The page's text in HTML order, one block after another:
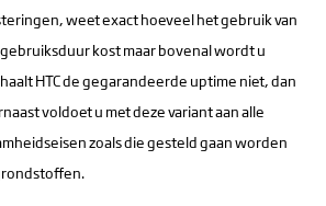
weet exact hoeveel het gebruik van
kost maar bovenal wordt u
HTC de gegarandeerde uptime niet, dan
voldoet u met deze variant aan alle
zoals die gesteld gaan worden